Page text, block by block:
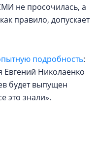
не просочилась, а
правило, допускает
подробность:
Евгений Николаенко
будет выпущен
это знали».